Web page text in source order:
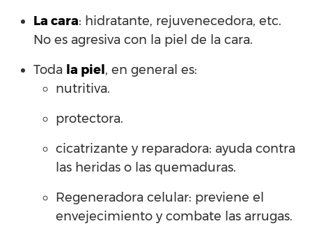
La cara: hidratante, rejuvenecedora, etc.
No es agresiva con la piel de la cara.
Toda la piel , en general es:
nutritiva.
protectora.
cicatrizante y reparadora: ayuda contra
las heridas o las quemaduras.
Regeneradora celular: previene el
envejecimiento y combate las arrugas.